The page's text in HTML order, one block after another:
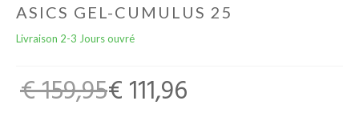
ASICS GEL-CUMULUS 25
Livraison 2-3 Jours ouvré
€ 159,95€ 111,96